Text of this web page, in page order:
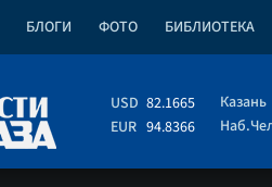
БЛОГИ ФОТО БИБЛИОТЕКА
USD 82.1665
EUR 94.8366
Казань